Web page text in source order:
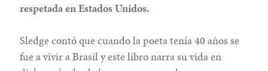
respetada en Estados Unidos.
Sledge contó que cuando la poeta tenía 40 años se
fue a vivir a Brasil y este libro narra su vida en